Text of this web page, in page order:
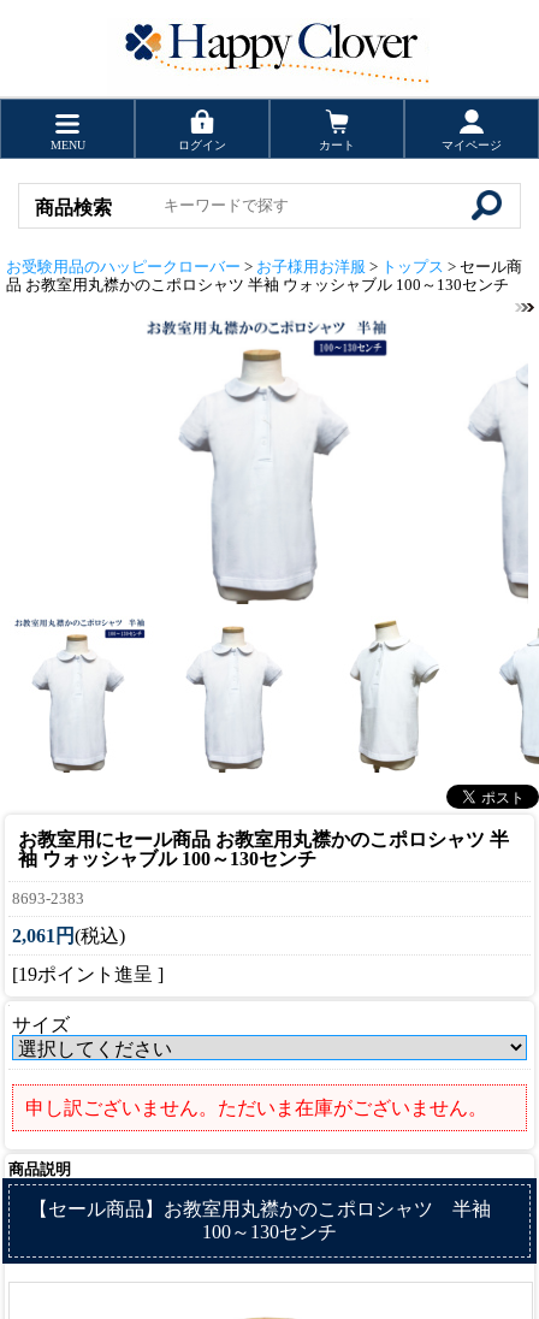
MENU ログイン カート マイページ
商品検索
お受験用品のハッピークローバー > お子様用お洋服 > トップス > セール商
品 お教室用丸襟かのこポロシャツ 半袖 ウォッシャブル 100～130センチ
お教室用にセール商品 お教室用丸襟かのこポロシャツ 半
袖 ウォッシャブル 100～130センチ
8693-2383
2,061円(税込)
[19ポイント進呈 ]
サイズ
申し訳ございません。ただいま在庫がございません。
商品説明
【セール商品】お教室用丸襟かのこポロシャツ 半袖
100～130センチ